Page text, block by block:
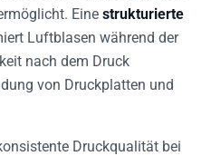
Eine strukturierte
Luftblasen während der
nach dem Druck
von Druckplatten und
Druckqualität bei